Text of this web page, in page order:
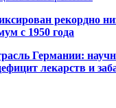
рекордно
с 1950 года
Германии:
лекарств и